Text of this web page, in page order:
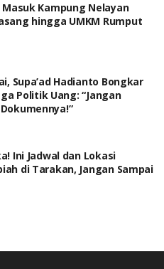
Kampung Nelayan
hingga UMKM Rumput
Supa’ad Hadianto Bongkar
Politik Uang: “Jangan
Ini Jadwal dan Lokasi
di Tarakan, Jangan Sampai